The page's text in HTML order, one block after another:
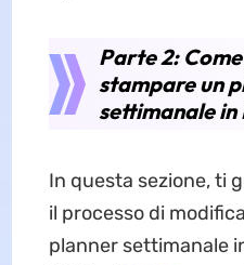
Parte 2:
stampare un
settimanale in
In questa sezione, ti
il processo di
planner settimanale